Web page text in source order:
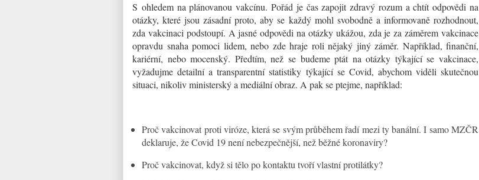
S ohledem na plánovanou vakcínu. Pořád je čas zapojit zdravý rozum a chtít odpovědi na
otázky, které jsou zásadní proto, aby se každý mohl svobodně a informovaně rozhodnout,
zda vakcinaci podstoupí. A jasné odpovědi na otázky ukážou, zda je za záměrem vakcinace
opravdu snaha pomoci lidem, nebo zde hraje roli nějaký jiný záměr. Například, finanční,
kariérní, nebo mocenský. Předtím, než se budeme ptát na otázky týkající se vakcinace,
vyžadujme detailní a transparentní statistiky týkající se Covid, abychom viděli skutečnou
situaci, nikoliv ministerský a mediální obraz. A pak se ptejme, například:
Proč vakcinovat proti viróze, která se svým průběhem řadí mezi ty banální. I samo MZČR
deklaruje, že Covid 19 není nebezpečnější, než běžné koronaviry?
Proč vakcinovat, když si tělo po kontaktu tvoří vlastní protilátky?